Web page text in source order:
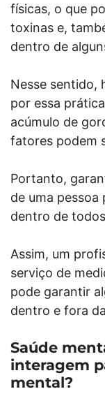
físicas, o que
toxinas e,
dentro de
Nesse sentido,
por essa
acúmulo de
fatores podem
Portanto,
de uma pessoa
dentro de
Assim, um
serviço de
pode garantir
dentro e fora
Saúde
interagem
mental?